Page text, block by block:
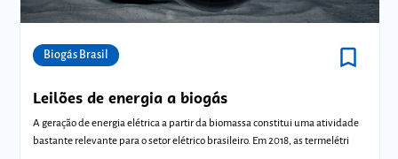
Biogás Brasil bookmark_border
Leilões de energia a biogás
A geração de energia elétrica a partir da biomassa constitui uma atividade
bastante relevante para o setor elétrico brasileiro. Em 2018, as termelétri